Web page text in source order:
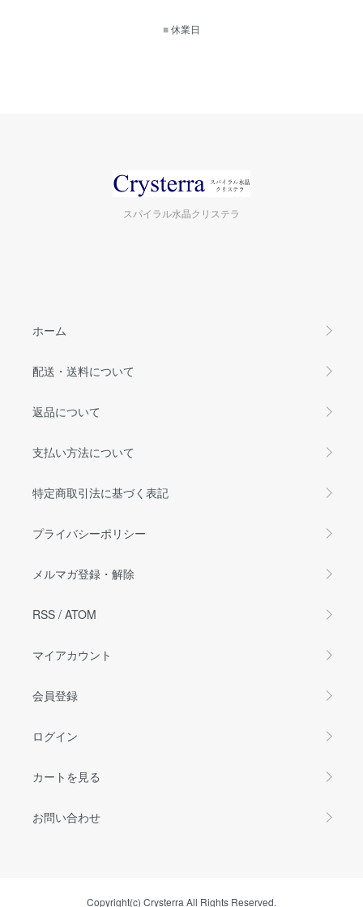
■休業日
スパイラル水晶クリステラ
ホーム
配送・送料について
返品について
支払い方法について
特定商取引法に基づく表記
プライバシーポリシー
メルマガ登録・解除
RSS / ATOM
マイアカウント
会員登録
ログイン
カートを見る
お問い合わせ
Copyright(c) Crysterra All Rights Reserved.